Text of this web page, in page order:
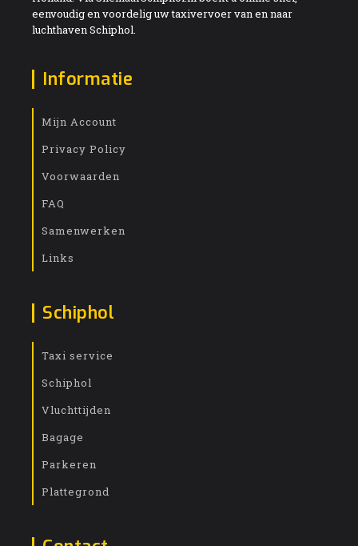
eenvoudig en voordelig uw taxivervoer van en naar
luchthaven Schiphol.
Informatie
Mijn Account
Privacy Policy
Voorwaarden
FAQ
Samenwerken
Links
Schiphol
Taxi service
Schiphol
Vluchttijden
Bagage
Parkeren
Plattegrond